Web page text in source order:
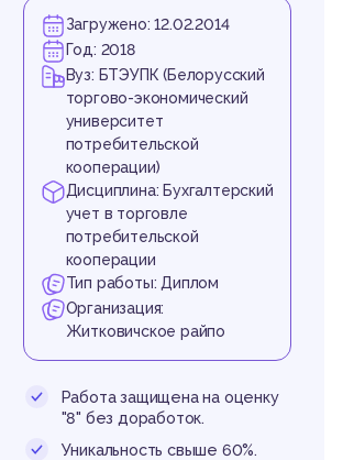
Загружено: 12.02.2014
Год: 2018
Вуз: БТЭУПК (Белорусский
торгово-экономический
университет
потребительской
кооперации)
Дисциплина: Бухгалтерский
учет в торговле
потребительской
кооперации
Тип работы: Диплом
Организация:
Житковичское райпо
Работа защищена на оценку
"8" без доработок.
Уникальность свыше 60%.